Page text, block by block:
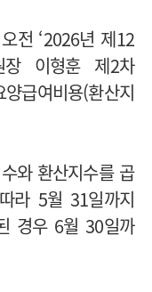
전 ‘2026년 제12
장 이형훈 제2차
급여비용(환산지
와 환산지수를 곱
라 5월 31일까지
경우 6월 30일까